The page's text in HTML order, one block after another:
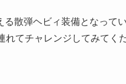
る散弾ヘビィ装備となって
れてチャレンジしてみてく